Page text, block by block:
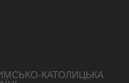
КАТОЛИЦЬКА